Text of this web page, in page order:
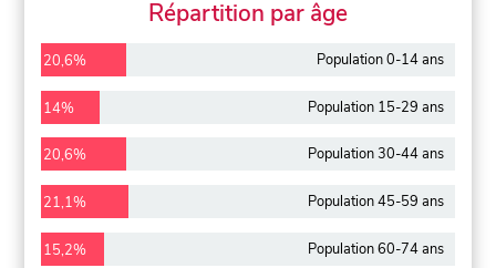
Répartition par âge
20,6% Population 0-14 ans
14% Population 15-29 ans
20,6% Population 30-44 ans
21,1% Population 45-59 ans
15,2% Population 60-74 ans